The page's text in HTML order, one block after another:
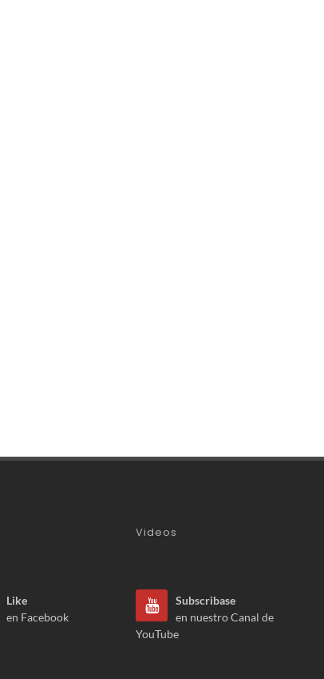
Videos
Like
en Facebook
Subscribase
en nuestro Canal de
YouTube